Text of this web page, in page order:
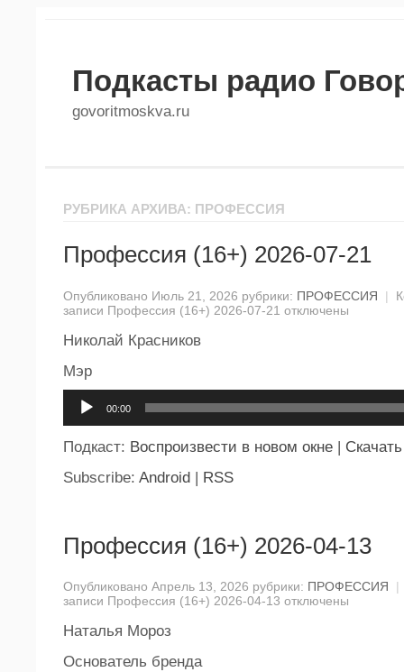
Подкасты радио
govoritmoskva.ru
РУБРИКА АРХИВА: ПРОФЕССИЯ
Профессия (16+) 2026-07-21
Опубликовано Июль 21, 2026 рубрики: ПРОФЕССИЯ |
записи Профессия (16+) 2026-07-21 отключены
Николай Красников
Мэр
00:00
Подкаст: Воспроизвести в новом окне | Скачать
Subscribe: Android | RSS
Профессия (16+) 2026-04-13
Опубликовано Апрель 13, 2026 рубрики: ПРОФЕССИЯ
|
записи Профессия (16+) 2026-04-13 отключены
Наталья Мороз
Основатель бренда